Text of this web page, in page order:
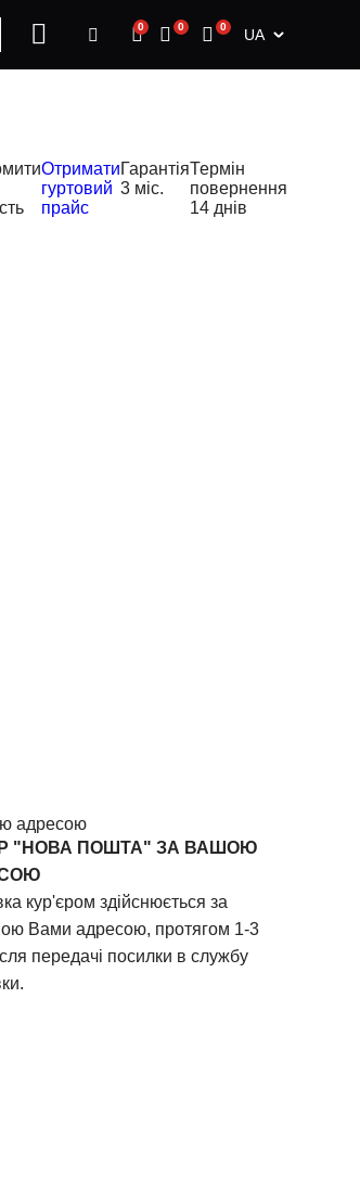
0 0 0 UA
Отримати
гуртовий
прайс
Гарантія
3 міс.
Термін
повернення
14 днів
адресою
"НОВА ПОШТА" ЗА ВАШОЮ
кур'єром здійснюється за
Вами адресою, протягом 1-3
передачі посилки в службу